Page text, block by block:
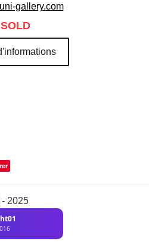
gallery.com
SOLD
2025